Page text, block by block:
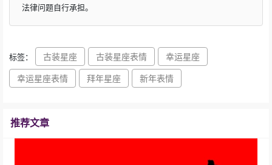
法律问题自行承担。
标签： 古装星座 古装星座表情 幸运星座
幸运星座表情 拜年星座 新年表情
推荐文章